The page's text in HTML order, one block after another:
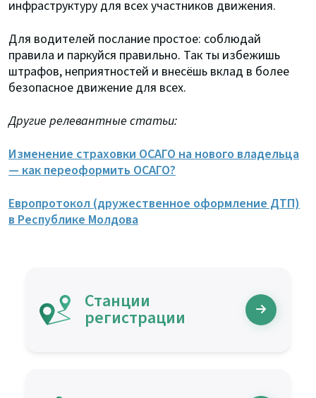
инфраструктуру для всех участников движения.
Для водителей послание простое: соблюдай
правила и паркуйся правильно. Так ты избежишь
штрафов, неприятностей и внесёшь вклад в более
безопасное движение для всех.
Другие релевантные статьи:
Изменение страховки ОСАГО на нового владельца
— как переоформить ОСАГО?
Европротокол (дружественное оформление ДТП)
в Республике Молдова
Станции
регистрации